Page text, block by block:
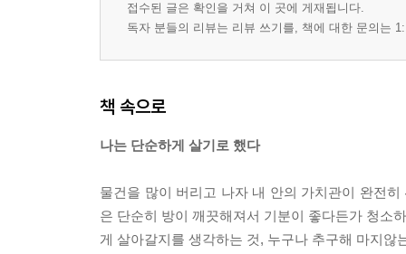
행동에 좌우되는 40퍼센트의 행복
우리는 ‘행복해질’ 수 없다
지금, 눈앞의 사람이 가장 소중하다
에필로그 말 한마디에서 시작된 변화의 삶
접수된 글은 확인을 거쳐 이 곳에 게재됩니다.
독자 분들의 리뷰는 리뷰 쓰기를, 책에 대한 문의는
책 속으로
나는 단순하게 살기로 했다
물건을 많이 버리고 나자 내 안의 가치관이 완전
은 단순히 방이 깨끗해져서 기분이 좋다든가 청소
게 살아갈지를 생각하는 것, 누구나 추구해 마지않